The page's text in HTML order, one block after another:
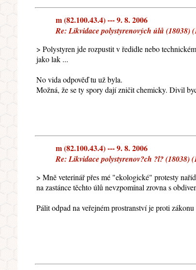
m (82.100.43.4) --- 9. 8. 2006
Re: Likvidace polystyrenových úlů (18038)
> Polystyren jde rozpustit v ředidle nebo
jako lak ...
No vida odpověď tu už byla.
Možná, že se ty spory dají zničit chemicky. Divil
m (82.100.43.4) --- 9. 8. 2006
Re: Likvidace polystyrenov?ch ?l? (18038)
> Mně veterinář přes mé "ekologické" protesty
na zastánce těchto úlů nevzpomínal zrovna s
Pálit odpad na veřejném prostranství je proti